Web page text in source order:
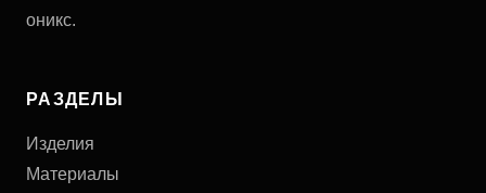
оникс.
РАЗДЕЛЫ
Изделия
Материалы